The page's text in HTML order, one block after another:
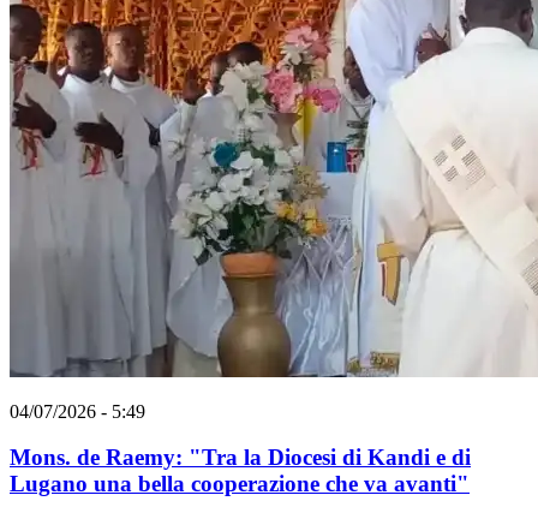
04/07/2026 - 5:49
Mons. de Raemy: "Tra la Diocesi di Kandi e di
Lugano una bella cooperazione che va avanti"